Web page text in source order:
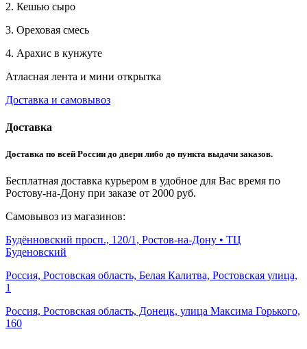
2. Кешью сыро
3. Ореховая смесь
4. Арахис в кунжуте
Атласная лента и мини открытка
Доставка и самовывоз
Доставка
Доставка по всей России до двери либо до пункта выдачи заказов.
Бесплатная доставка курьером в удобное для Вас время по
Ростову-на-Дону при заказе от 2000 руб.
Самовывоз из магазинов:
Будённовский просп., 120/1, Ростов-на-Дону • ТЦ
Буденовский
Россия, Ростовская область, Белая Калитва, Ростовская улица,
1
Россия, Ростовская область, Донецк, улица Максима Горького,
160